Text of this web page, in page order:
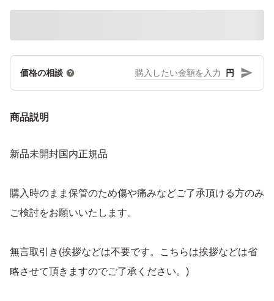
価格の相談 円
商品説明
新品未開封国内正規品
購入時のまま保管のため傷や痛みなどご了承頂ける方のみ
ご検討をお願いいたします。
無言取引き(挨拶などは不要です。こちらは挨拶などは省
略させて頂きますのでご了承ください。)